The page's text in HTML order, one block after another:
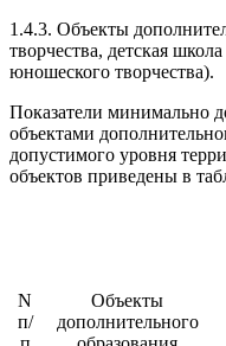
1.4.3. Объекты
творчества, детская
юношеского творчества).
Показатели минимально
объектами
допустимого уровня
объектов приведены в
N
п/
Объекты
дополнительного